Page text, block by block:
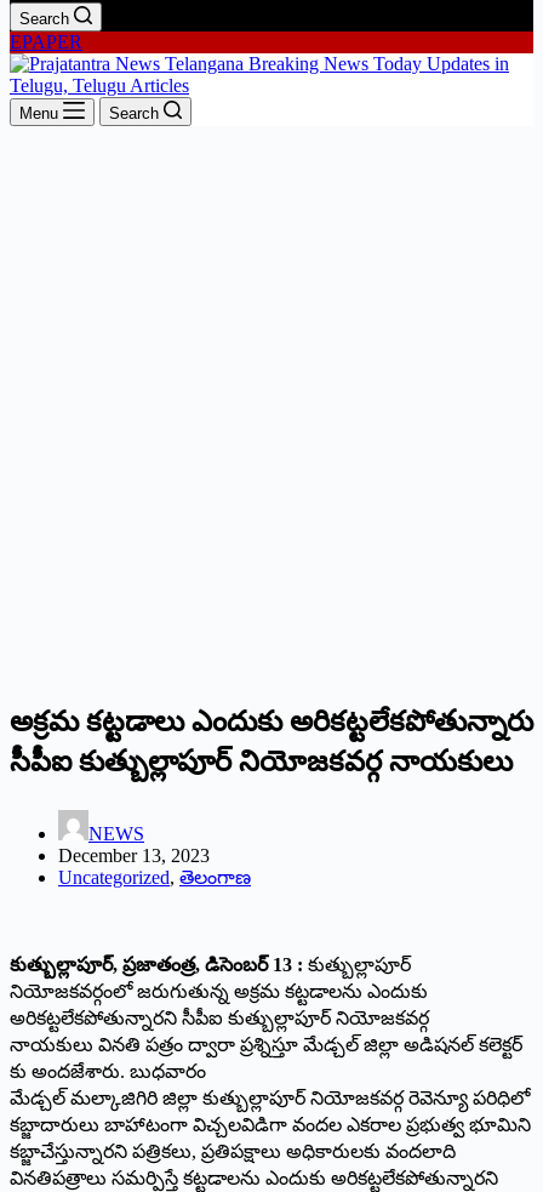
Search
EPAPER
Menu Search
అక్రమ కట్టడాలు ఎందుకు అరికట్టలేకపోతున్నారు
సీపీఐ కుత్బుల్లాపూర్ నియోజకవర్గ నాయకులు
NEWS
December 13, 2023
Uncategorized, తెలంగాణ
కుత్బుల్లాపూర్, ప్రజాతంత్ర, డిసెంబర్ 13 : కుత్బుల్లాపూర్
నియోజకవర్గంలో జరుగుతున్న అక్రమ కట్టడాలను ఎందుకు
అరికట్టలేకపోతున్నారని సీపీఐ కుత్బుల్లాపూర్ నియోజకవర్గ
నాయకులు వినతి పత్రం ద్వారా ప్రశ్నిస్తూ మేడ్చల్ జిల్లా అడిషనల్ కలెక్టర్
కు అందజేశారు. బుధవారం
మేడ్చల్ మల్కాజిగిరి జిల్లా కుత్బుల్లాపూర్ నియోజకవర్గ రెవెన్యూ పరిధిలో
కబ్జాదారులు బాహాటంగా విచ్చలవిడిగా వందల ఎకరాల ప్రభుత్వ భూమిని
కబ్జాచేస్తున్నారని పత్రికలు, ప్రతిపక్షాలు అధికారులకు వందలాది
వినతిపత్రాలు సమర్పిస్తే కట్టడాలను ఎందుకు అరికట్టలేకపోతున్నారని